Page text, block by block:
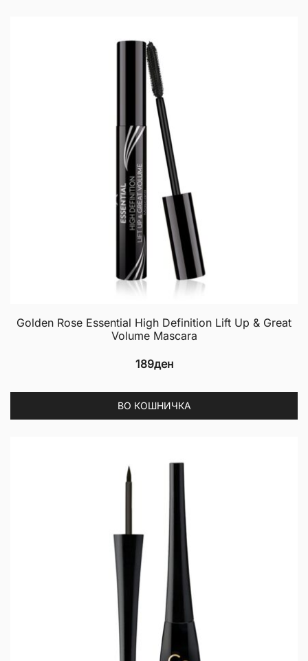
Golden Rose Essential High Definition Lift Up & Great
Volume Mascara
189ден
ВО КОШНИЧКА